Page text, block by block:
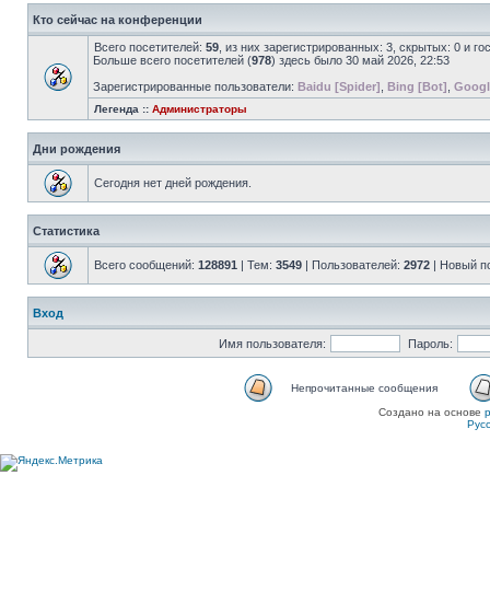
Кто сейчас на конференции
Всего посетителей: 59 , из них зарегистрированных: 3, скрытых: 0 и
Больше всего посетителей (978) здесь было 30 май 2026, 22:53
Зарегистрированные пользователи: Baidu [Spider] Bing [Bot]
Легенда :: Администраторы
Дни рождения
Сегодня нет дней рождения.
Статистика
Всего сообщений: 128891 | Тем: 3549 | Пользователей: 2972 | Новый
Вход
Имя пользователя: Пароль:
Непрочитанные сообщения
Создано на основе